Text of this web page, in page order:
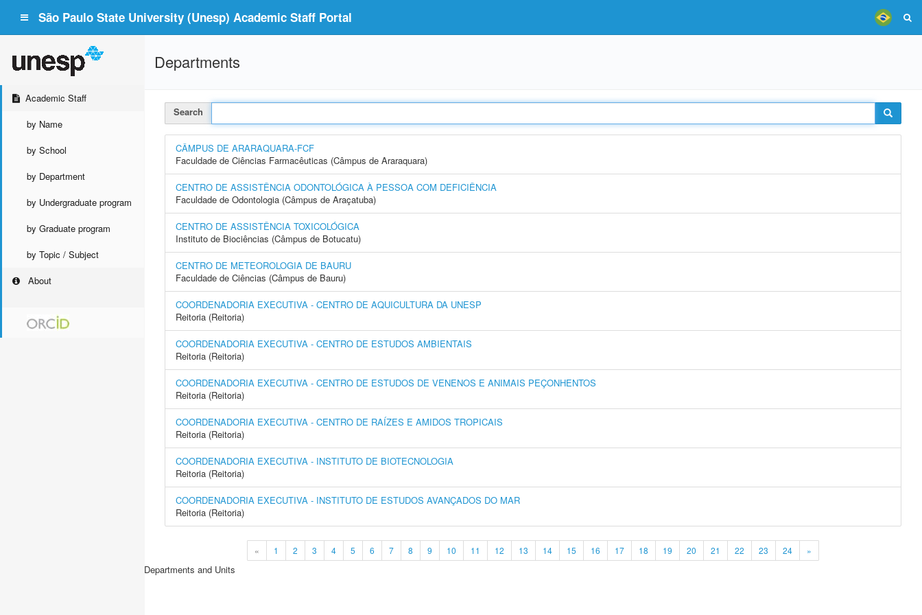
São Paulo State University (Unesp) Academic Staff Portal
Academic Staff
by Name
by School
by Department
by Undergraduate program
by Graduate program
by Topic / Subject
About
Departments
Search
CÂMPUS DE ARARAQUARA-FCF
Faculdade de Ciências Farmacêuticas (Câmpus de Araraquara)
CENTRO DE ASSISTÊNCIA ODONTOLÓGICA À PESSOA COM DEFICIÊNCIA
Faculdade de Odontologia (Câmpus de Araçatuba)
CENTRO DE ASSISTÊNCIA TOXICOLÓGICA
Instituto de Biociências (Câmpus de Botucatu)
CENTRO DE METEOROLOGIA DE BAURU
Faculdade de Ciências (Câmpus de Bauru)
COORDENADORIA EXECUTIVA - CENTRO DE AQUICULTURA DA UNESP
Reitoria (Reitoria)
COORDENADORIA EXECUTIVA - CENTRO DE ESTUDOS AMBIENTAIS
Reitoria (Reitoria)
COORDENADORIA EXECUTIVA - CENTRO DE ESTUDOS DE VENENOS E ANIMAIS PEÇONHENTOS
Reitoria (Reitoria)
COORDENADORIA EXECUTIVA - CENTRO DE RAÍZES E AMIDOS TROPICAIS
Reitoria (Reitoria)
COORDENADORIA EXECUTIVA - INSTITUTO DE BIOTECNOLOGIA
Reitoria (Reitoria)
COORDENADORIA EXECUTIVA - INSTITUTO DE ESTUDOS AVANÇADOS DO MAR
Reitoria (Reitoria)
« 1 2 3 4 5 6 7 8 9 10 11 12 13 14 15 16 17 18 19 20 21 22 23 24 »
Departments and Units